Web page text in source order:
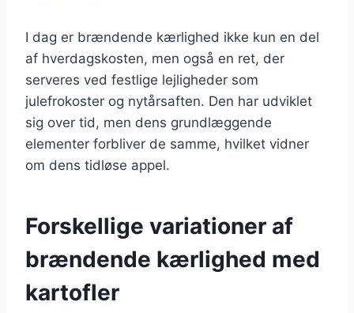
I dag er brændende kærlighed ikke kun en del
af hverdagskosten, men også en ret, der
serveres ved festlige lejligheder som
julefrokoster og nytårsaften. Den har udviklet
sig over tid, men dens grundlæggende
elementer forbliver de samme, hvilket vidner
om dens tidløse appel.
Forskellige variationer af
brændende kærlighed med
kartofler